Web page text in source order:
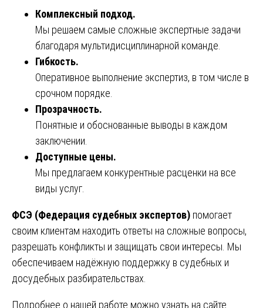
Комплексный подход.
Мы решаем самые сложные экспертные задачи
благодаря мультидисциплинарной команде.
Гибкость.
Оперативное выполнение экспертиз, в том числе в
срочном порядке.
Прозрачность.
Понятные и обоснованные выводы в каждом
заключении.
Доступные цены.
Мы предлагаем конкурентные расценки на все
виды услуг.
ФСЭ (Федерация судебных экспертов) помогает
своим клиентам находить ответы на сложные вопросы,
разрешать конфликты и защищать свои интересы. Мы
обеспечиваем надёжную поддержку в судебных и
досудебных разбирательствах.
Подробнее о нашей работе можно узнать на сайте